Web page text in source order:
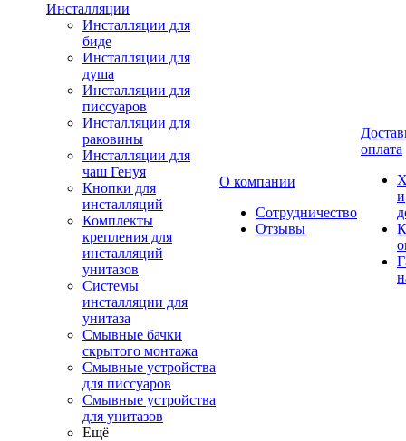
Инсталляции
Инсталляции для
биде
Инсталляции для
душа
Инсталляции для
писсуаров
Инсталляции для
раковины
Инсталляции для
чаш Генуя
Кнопки для
инсталляций
Комплекты
крепления для
инсталляций
унитазов
Системы
инсталляции для
унитаза
Смывные бачки
скрытого монтажа
Смывные устройства
для писсуаров
Смывные устройства
для унитазов
Ещё
О компании
Сотрудничество
Отзывы
оплата
и